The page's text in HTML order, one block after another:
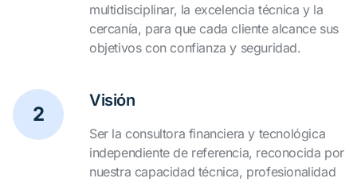
multidisciplinar, la excelencia técnica y la
cercanía, para que cada cliente alcance sus
objetivos con confianza y seguridad.
2
Visión
Ser la consultora financiera y tecnológica
independiente de referencia, reconocida por
nuestra capacidad técnica, profesionalidad